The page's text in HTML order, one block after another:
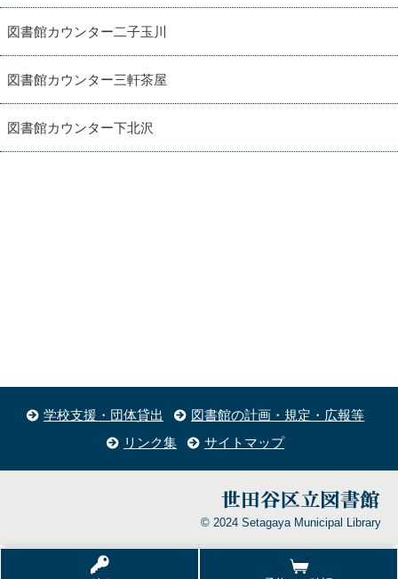
図書館カウンター二子玉川
図書館カウンター三軒茶屋
図書館カウンター下北沢
学校支援・団体貸出
図書館の計画・規定・広報等
リンク集
サイトマップ
© 2024 Setagaya Municipal Library